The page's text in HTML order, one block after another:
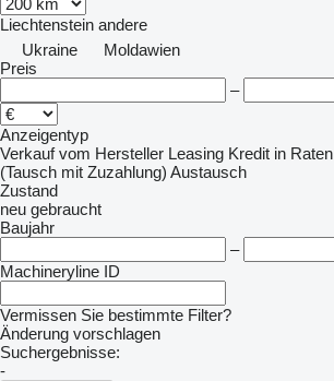
Liechtenstein andere
Ukraine
Moldawien
Preis
–
Anzeigentyp
Verkauf vom Hersteller Leasing Kredit in Raten
(Tausch mit Zuzahlung) Austausch
Zustand
neu gebraucht
Baujahr
–
Machineryline ID
Vermissen Sie bestimmte Filter?
Änderung vorschlagen
Suchergebnisse:
-